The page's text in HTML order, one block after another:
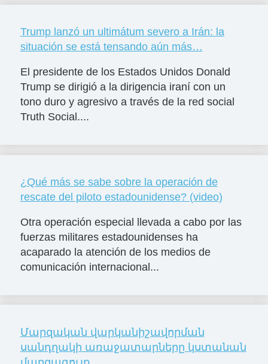
Trump lanzó un ultimátum severo a Irán: la
situación se está tensando aún más…
El presidente de los Estados Unidos Donald
Trump se dirigió a la dirigencia iraní con un
tono duro y agresivo a través de la red social
Truth Social....
¿Qué más se sabe sobre la operación de
rescate del piloto estadounidense? (video)
Otra operación especial llevada a cabo por las
fuerzas militares estadounidenses ha
acaparado la atención de los medios de
comunicación internacional...
Մարզական վարկանիշավորման
սանդղակի առաջատարները կստանան